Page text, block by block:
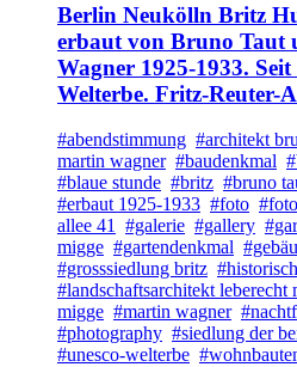
Berlin Neukölln Britz
erbaut von Bruno Taut
Wagner 1925-1933.
Welterbe. Fritz-Reuter-
#abendstimmung #architekt
martin wagner #baudenkmal
#blaue stunde #britz #bruno
#erbaut 1925-1933 #foto
allee 41
#galerie #gallery
migge #gartendenkmal
#grosssiedlung britz #historisch
#landschaftsarchitekt leberecht
migge #martin wagner
#photography #siedlung der
#unesco-welterbe